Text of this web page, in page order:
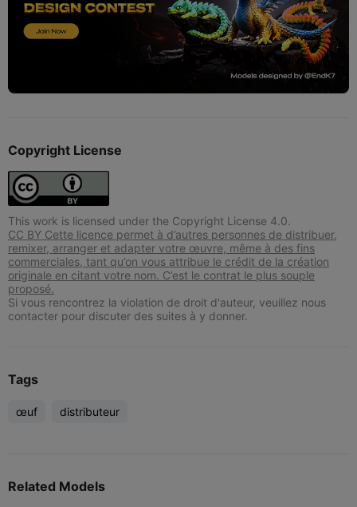
Copyright License
This work is licensed under the Copyright License 4.0.
CC BY Cette licence permet à d’autres personnes de distribuer,
remixer, arranger et adapter votre œuvre, même à des fins
commerciales, tant qu’on vous attribue le crédit de la création
originale en citant votre nom. C’est le contrat le plus souple
proposé.
Si vous rencontrez la violation de droit d'auteur, veuillez nous
contacter pour discuter des suites à y donner.
Tags
œuf distributeur
Related Models